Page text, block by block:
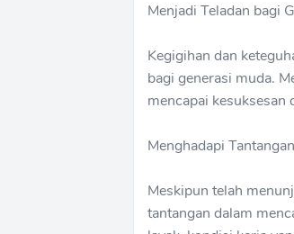
Menjadi Teladan bagi
Kegigihan dan
bagi generasi muda.
mencapai kesuksesan
Menghadapi
Meskipun telah
tantangan dalam